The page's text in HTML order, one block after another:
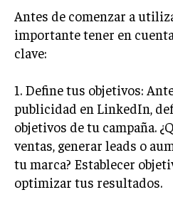
MARKETING B2C
E-COMMERCE
E-COMMERCE Y
ESTRATEGIAS DE
PRECIOS
GESTIÓN DE CRISIS
Antes de comenzar a
importante tener en
clave:
1. Define tus objetivos:
publicidad en LinkedIn,
objetivos de tu campaña.
ventas, generar leads o
tu marca? Establecer
optimizar tus resultados.